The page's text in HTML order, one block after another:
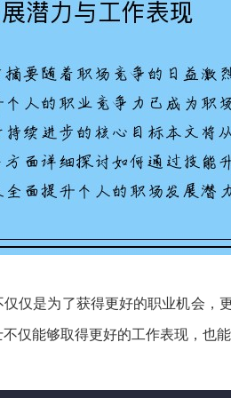
仅是为了获得更好的职业机会，
仅能够取得更好的工作表现，也